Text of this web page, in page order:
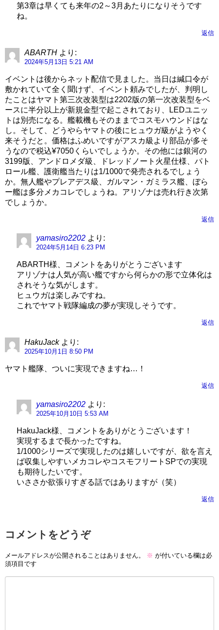
第3章は早くても来年の2～3月あたりになりそうです
ね。
返信
ABARTH より:
2024年5月13日 5:21 AM
イベントは後からネット配信で見ました。当日は緘口令が
敷かれていて全く聞けず、イベント頼みでしたが、判明し
たことはヤマト第三次改装型は2202版の第一次改装型をベ
ースに半分以上が新規金型で起こされており、LEDユニッ
トは別売になる。艦載機もそのままでコスモハウンドはな
し。そして、どうやらヤマトの後にヒュウガ級がようやく
来そうだと。価格はふめいですがアスカ級より部品が多そ
うなので税込¥7050くらいでしょうか。その他には銀河の
3199版、アンドロメダ級、ドレッドノート火星仕様、パト
ロール艦、護衛艦当たりは1/1000で発売されるでしょう
か。無人艦やプレアデス級、ガルマン・ガミラス艦、ぼら
ー艦は多分メカコレでしょうね。アリゾナは売れ行き次第
でしょうか。
返信
yamasiro2202 より:
2024年5月14日 6:23 PM
ABARTH様、コメントをありがとうございます
アリゾナは人気が高い艦ですから何らかの形で立体化は
されそうな気がします。
ヒュウガは楽しみですね。
これでヤマト戦隊編成の夢が実現しそうです。
返信
HakuJack より:
2025年10月1日 8:50 PM
ヤマト艦隊、ついに実現できますね…！
返信
yamasiro2202 より:
2025年10月10日 5:53 AM
HakuJack様、コメントをありがとうございます！
実現するまで長かったですね。
1/1000シリーズで実現したのは嬉しいですが、欲を言え
ば収集しやすいメカコレやコスモフリートSPでの実現
も期待したいです。
いささか欲張りすぎる話ではありますが（笑）
返信
コメントをどうぞ
メールアドレスが公開されることはありません。 ※ が付いている欄は必
須項目です